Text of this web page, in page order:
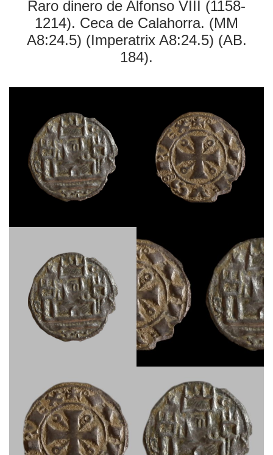
Raro dinero de Alfonso VIII (1158-
1214). Ceca de Calahorra. (MM
A8:24.5) (Imperatrix A8:24.5) (AB.
184).